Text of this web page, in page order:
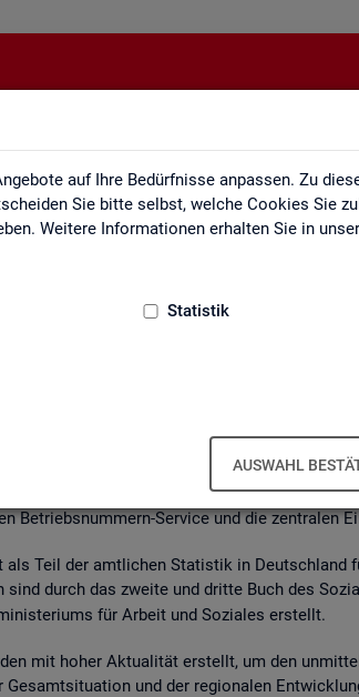
auf Ihre Bedürfnisse anpassen. Zu
Sie bitte selbst, welche Cookies Sie
Weitere Informationen erhalten Sie in
Statistik
AUSWAHL
Über uns
Über uns
für Ar­beit ist Teil der Bun­des­agen­tur
Be­triebs­num­mern-Ser­vice und die zen­tra­len
Teil der amt­li­chen Sta­tis­tik in Deutsch­land
durch das zwei­te und drit­te Buch des
für Ar­beit und So­zia­les er­stellt.
mit hoher Ak­tua­li­tät er­stellt, um den
und der re­gio­na­len